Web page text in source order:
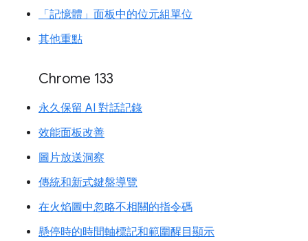
「記憶體」面板中的位元組單位
其他重點
Chrome 133
永久保留 AI 對話記錄
效能面板改善
圖片放送洞察
傳統和新式鍵盤導覽
在火焰圖中忽略不相關的指令碼
懸停時的時間軸標記和範圍醒目顯示